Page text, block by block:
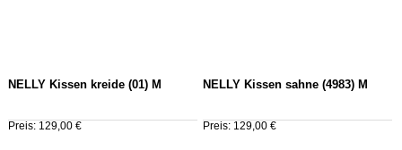
NELLY Kissen kreide (01) M
Preis: 129,00 €
NELLY Kissen sahne (4983) M
Preis: 129,00 €